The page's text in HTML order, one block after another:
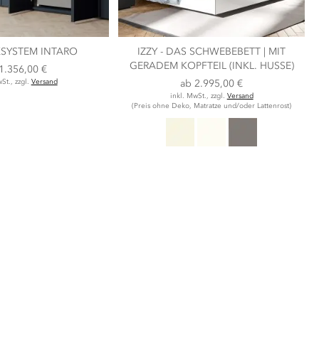
INTARO
1.356,00 €
zzgl. Versand
IZZY - DAS SCHWEBEBETT | MIT
GERADEM KOPFTEIL (INKL. HUSSE)
ab2.995,00 €
inkl. MwSt., zzgl. Versand
(Preis ohne Deko, Matratze und/oder Lattenrost)